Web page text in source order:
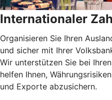
Internationaler
Organisieren Sie Ihren
und sicher mit Ihrer
Wir unterstützen Sie bei
helfen Ihnen,
und Exporte abzusichern.